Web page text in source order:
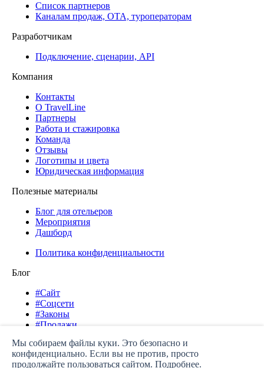
Список партнеров
Каналам продаж, ОТА, туроператорам
Разработчикам
Подключение, сценарии, API
Компания
Контакты
О TravelLine
Партнеры
Работа и стажировка
Команда
Отзывы
Логотипы и цвета
Юридическая информация
Полезные материалы
Блог для отельеров
Мероприятия
Дашборд
Политика конфиденциальности
Блог
#Сайт
#Соцсети
#Законы
#Продажи
#Кейсы
#Инструменты TL
Мы собираем файлы куки. Это безопасно и
конфиденциально. Если вы не против, просто
продолжайте пользоваться сайтом. Подробнее.